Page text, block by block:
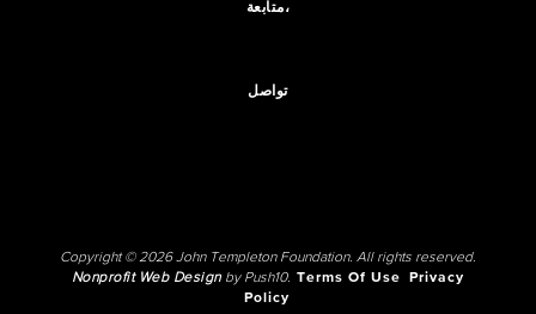
متابعة،
تواصل
Copyright © 2026 John Templeton Foundation. All rights reserved.
Nonprofit Web Designby Push10. Terms Of Use
Privacy
Policy